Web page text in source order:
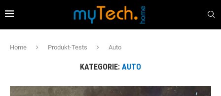
Home Produkt-Tests Auto
KATEGORIE: AUTO